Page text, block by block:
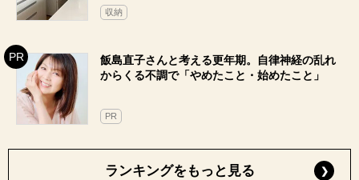
収納
飯島直子さんと考える更年期。自律神経の乱れ
からくる不調で「やめたこと・始めたこと」
PR
ランキングをもっと見る